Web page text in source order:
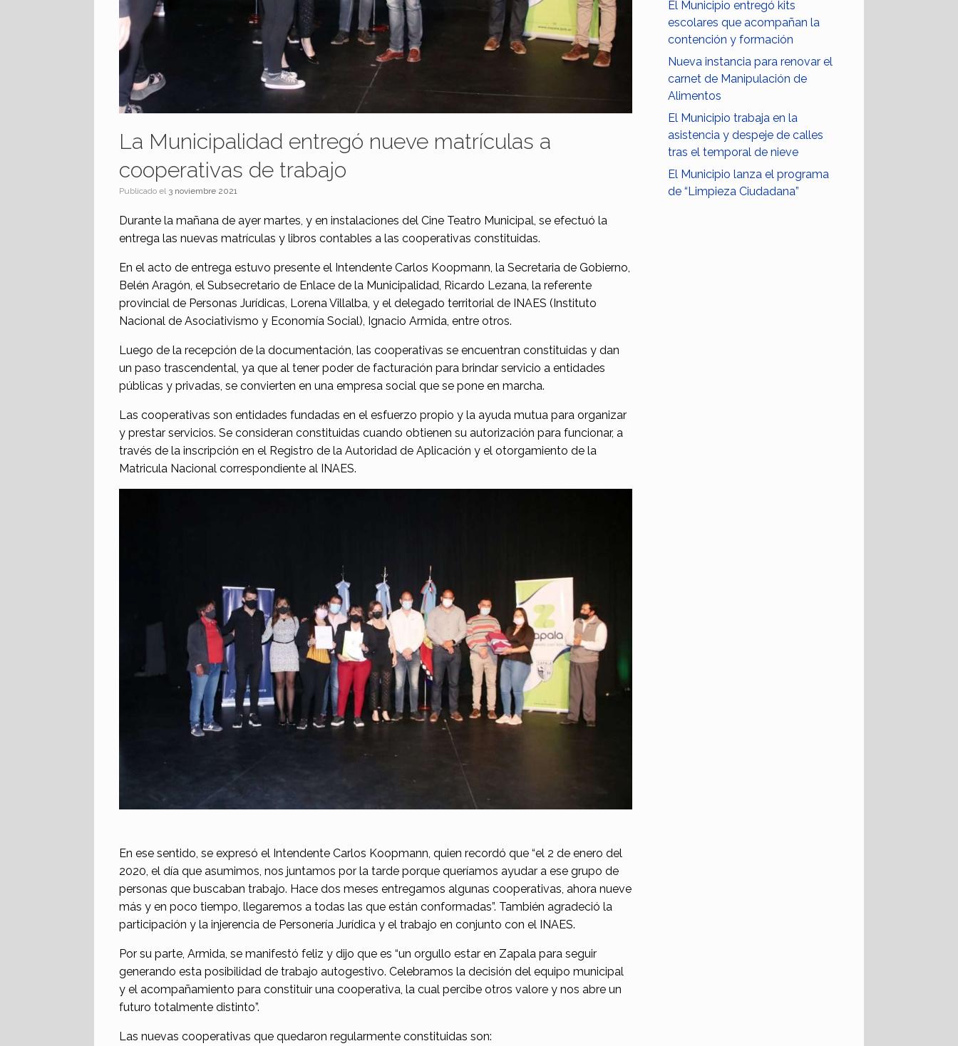
La Municipalidad entregó nueve matrículas a
cooperativas de trabajo
Publicado el 3 noviembre 2021
Durante la mañana de ayer martes, y en instalaciones del Cine Teatro Municipal, se efectuó la
entrega las nuevas matrículas y libros contables a las cooperativas constituidas.
En el acto de entrega estuvo presente el Intendente Carlos Koopmann, la Secretaria de Gobierno,
Belén Aragón, el Subsecretario de Enlace de la Municipalidad, Ricardo Lezana, la referente
provincial de Personas Jurídicas, Lorena Villalba, y el delegado territorial de INAES (Instituto
Nacional de Asociativismo y Economía Social), Ignacio Armida, entre otros.
Luego de la recepción de la documentación, las cooperativas se encuentran constituidas y dan
un paso trascendental, ya que al tener poder de facturación para brindar servicio a entidades
públicas y privadas, se convierten en una empresa social que se pone en marcha.
Las cooperativas son entidades fundadas en el esfuerzo propio y la ayuda mutua para organizar
y prestar servicios. Se consideran constituidas cuando obtienen su autorización para funcionar, a
través de la inscripción en el Registro de la Autoridad de Aplicación y el otorgamiento de la
Matricula Nacional correspondiente al INAES.
En ese sentido, se expresó el Intendente Carlos Koopmann, quien recordó que “el 2 de enero del
2020, el día que asumimos, nos juntamos por la tarde porque queríamos ayudar a ese grupo de
personas que buscaban trabajo. Hace dos meses entregamos algunas cooperativas, ahora nueve
más y en poco tiempo, llegaremos a todas las que están conformadas”. También agradeció la
participación y la injerencia de Personería Jurídica y el trabajo en conjunto con el INAES.
Por su parte, Armida, se manifestó feliz y dijo que es “un orgullo estar en Zapala para seguir
generando esta posibilidad de trabajo autogestivo. Celebramos la decisión del equipo municipal
y el acompañamiento para constituir una cooperativa, la cual percibe otros valore y nos abre un
futuro totalmente distinto”.
Las nuevas cooperativas que quedaron regularmente constituidas son:
El Municipio entregó kits
escolares que acompañan la
contención y formación
Nueva instancia para renovar el
carnet de Manipulación de
Alimentos
El Municipio trabaja en la
asistencia y despeje de calles
tras el temporal de nieve
El Municipio lanza el programa
de “Limpieza Ciudadana”